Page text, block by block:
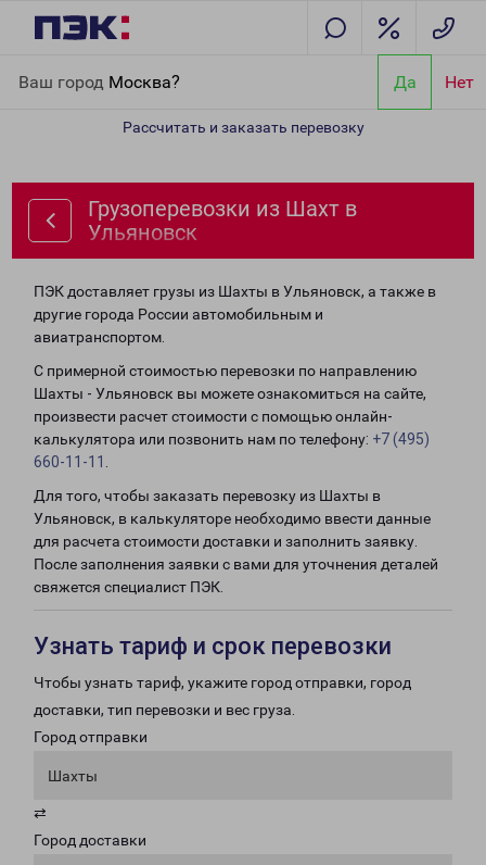
Ваш город Москва? Да Нет
Рассчитать и заказать перевозку
Грузоперевозки из Шахт в
Ульяновск
ПЭК доставляет грузы из Шахты в Ульяновск, а также в
другие города России автомобильным и
авиатранспортом.
С примерной стоимостью перевозки по направлению
Шахты - Ульяновск вы можете ознакомиться на сайте,
произвести расчет стоимости с помощью онлайн-
калькулятора или позвонить нам по телефону: +7 (495)
660-11-11
Для того, чтобы заказать перевозку из Шахты в
Ульяновск, в калькуляторе необходимо ввести данные
для расчета стоимости доставки и заполнить заявку.
После заполнения заявки с вами для уточнения деталей
свяжется специалист ПЭК.
Узнать тариф и срок перевозки
Чтобы узнать тариф, укажите город отправки, город
доставки, тип перевозки и вес груза.
Город отправки
Шахты
⇄
Город доставки